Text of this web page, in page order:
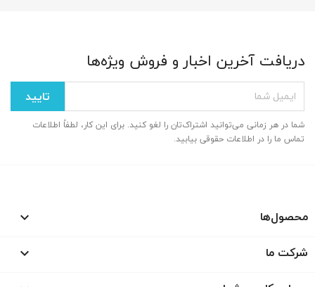
دریافت آخرین اخبار و فروش ویژه‌ها
شما در هر زمانی می‌توانید اشتراک‌تان را لغو کنید. برای این کار، لطفاً اطلاعات
تماس ما را در اطلاعات حقوقی بیابید.
محصول‌ها 
شرکت ما 